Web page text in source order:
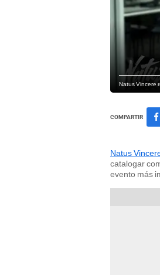
Natus Vincere
COMPARTIR
Natus
catalogar
evento más